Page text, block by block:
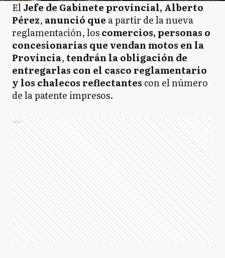
ElJefe de Gabinete provincial, Alberto
Pérez, anunció que a partir de la nueva
reglamentación, loscomercios, personas o
concesionarias que vendan motos en la
Provincia, tendrán la obligación de
entregarlas con el casco reglamentario
y los chalecos reflectantes con el número
de la patente impresos.
Ads